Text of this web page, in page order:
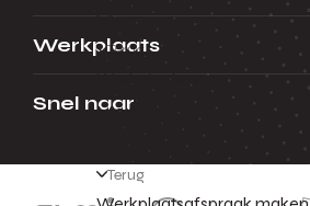
Terug
Werkplaats
Menu
Terug
Werkplaats
Snel naar